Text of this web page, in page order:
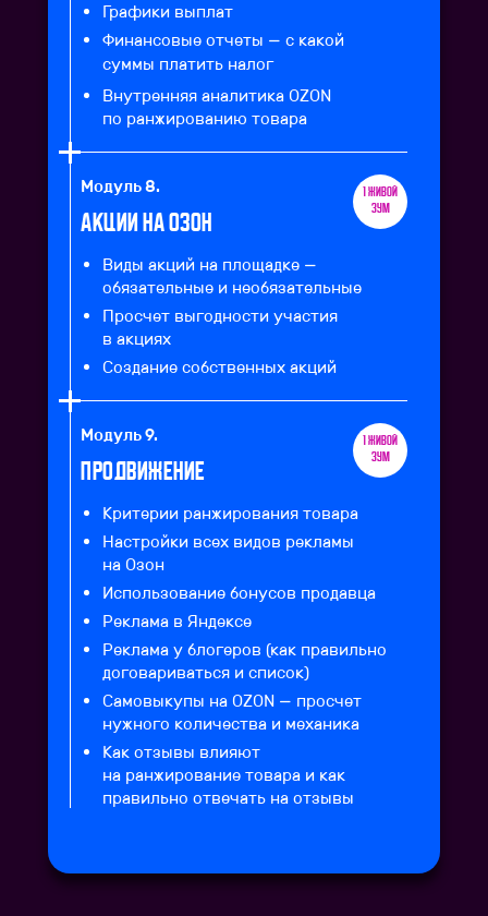
1 живой
зум
1 живой
зум
Графики выплат
Финансовые отчеты — с какой
суммы платить налог
Внутренняя аналитика OZON
по ранжированию товара
Модуль 8.
Акции на озон
Виды акций на площадке —
обязательные и необязательные
Создание собственных акций
Просчет выгодности участия
в акциях
Модуль 9.
Продвижение
Критерии ранжирования товара
Настройки всех видов рекламы
на Озон
Реклама у блогеров (как правильно
договариваться и список)
Использование бонусов продавца
Реклама в Яндексе
Самовыкупы на OZON — просчет
нужного количества и механика
Как отзывы влияют
на ранжирование товара и как
правильно отвечать на отзывы